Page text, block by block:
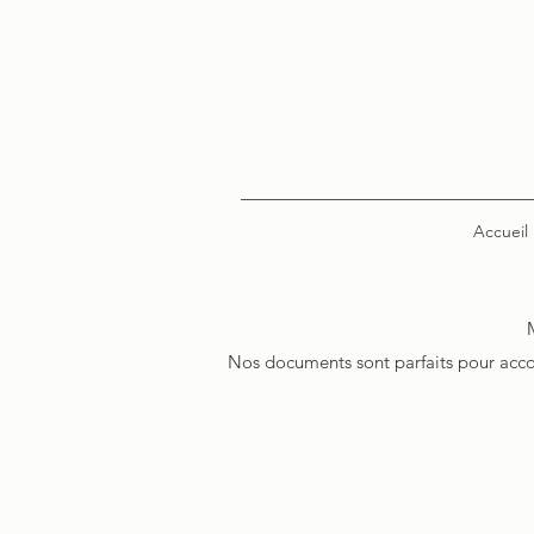
Accueil
Nos documents sont parfaits pour